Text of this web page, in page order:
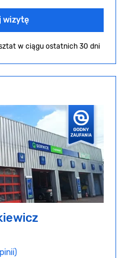
wizytę
w ciągu ostatnich 30 dni